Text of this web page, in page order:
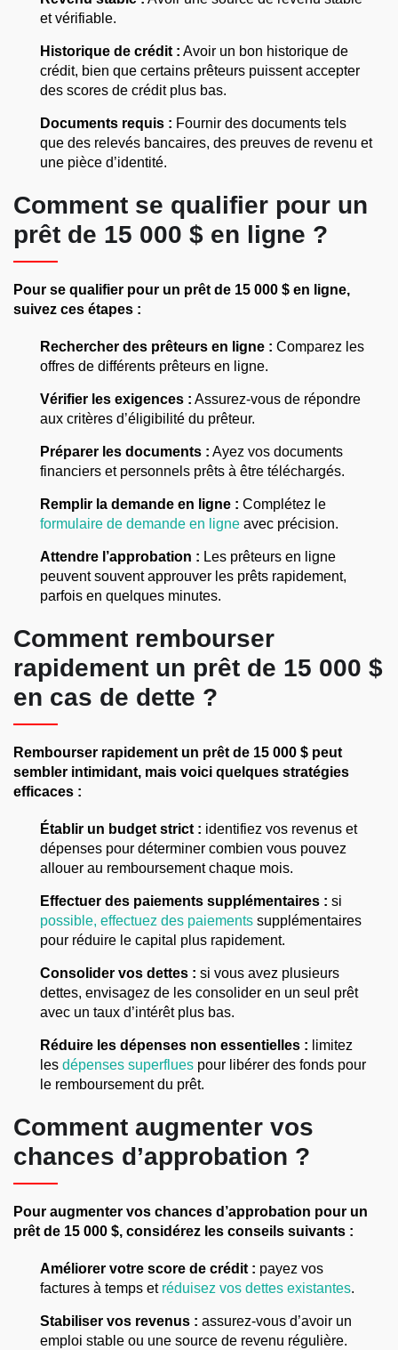
et vérifiable.
Historique de crédit : Avoir un bon historique de
crédit, bien que certains prêteurs puissent accepter
des scores de crédit plus bas.
Documents requis : Fournir des documents tels
que des relevés bancaires, des preuves de revenu et
une pièce d’identité.
Comment se qualifier pour un
prêt de 15 000 $ en ligne ?
Pour se qualifier pour un prêt de 15 000 $ en ligne,
suivez ces étapes :
Rechercher des prêteurs en ligne : Comparez les
offres de différents prêteurs en ligne.
Vérifier les exigences : Assurez-vous de répondre
aux critères d’éligibilité du prêteur.
Préparer les documents : Ayez vos documents
financiers et personnels prêts à être téléchargés.
Remplir la demande en ligne : Complétez le
formulaire de demande en ligne avec précision.
Attendre l’approbation : Les prêteurs en ligne
peuvent souvent approuver les prêts rapidement,
parfois en quelques minutes.
Comment rembourser
rapidement un prêt de 15 000 $
en cas de dette ?
Rembourser rapidement un prêt de 15 000 $ peut
sembler intimidant, mais voici quelques stratégies
efficaces :
Établir un budget strict : identifiez vos revenus et
dépenses pour déterminer combien vous pouvez
allouer au remboursement chaque mois.
Effectuer des paiements supplémentaires : si
possible, effectuez des paiements supplémentaires
pour réduire le capital plus rapidement.
Consolider vos dettes : si vous avez plusieurs
dettes, envisagez de les consolider en un seul prêt
avec un taux d’intérêt plus bas.
Réduire les dépenses non essentielles : limitez
les dépenses superflues pour libérer des fonds pour
le remboursement du prêt.
Comment augmenter vos
chances d’approbation ?
Pour augmenter vos chances d’approbation pour un
prêt de 15 000 $, considérez les conseils suivants :
Améliorer votre score de crédit : payez vos
factures à temps et réduisez vos dettes existantes.
Stabiliser vos revenus : assurez-vous d’avoir un
emploi stable ou une source de revenu régulière.